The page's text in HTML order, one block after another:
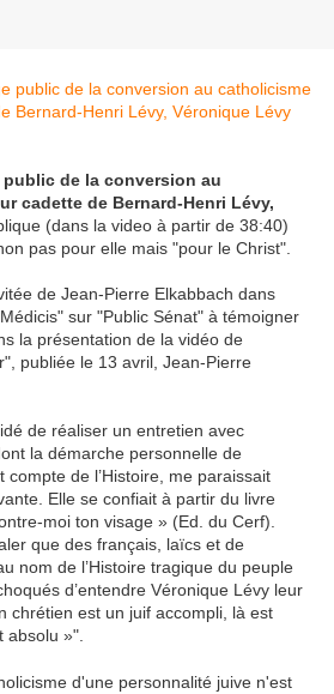
de la conversion au
cadette de Bernard-Henri Lévy,
(dans la video à partir de 38:40)
pas pour elle mais "pour le Christ".
de Jean-Pierre Elkabbach dans
sur "Public Sénat" à témoigner
la présentation de la vidéo de
publiée le 13 avril, Jean-Pierre
de réaliser un entretien avec
la démarche personnelle de
compte de l’Histoire, me paraissait
Elle se confiait à partir du livre
moi ton visage » (Ed. du Cerf).
que des français, laïcs et de
nom de l’Histoire tragique du peuple
d’entendre Véronique Lévy leur
chrétien est un juif accompli, là est
absolu »".
d'une personnalité juive n'est